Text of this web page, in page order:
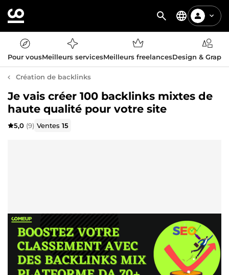
Pour vousMeilleurs servicesMeilleurs freelancesDesign &
Création de backlinks
Je vais créer 100 backlinks mixtes de
haute qualité pour votre site
5,0 (9) Ventes15